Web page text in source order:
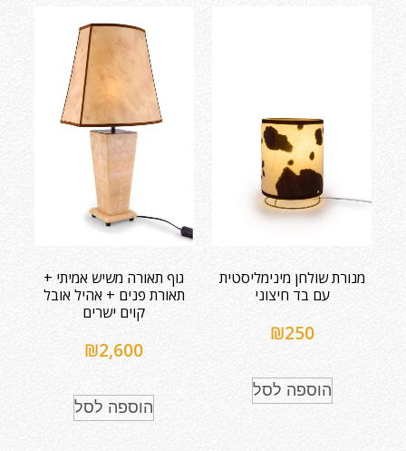
מנורת שולחן מינימליסטית
עם בד חיצוני
₪250
הוספה לסל
גוף תאורה משיש אמיתי +
תאורת פנים + אהיל אובל
קוים ישרים
₪2,600
הוספה לסל